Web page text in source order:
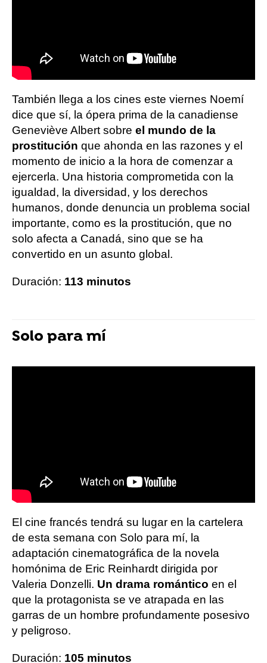
También llega a los cines este viernes Noemí
dice que sí, la ópera prima de la canadiense
Geneviève Albert sobre el mundo de la
prostitución que ahonda en las razones y el
momento de inicio a la hora de comenzar a
ejercerla. Una historia comprometida con la
igualdad, la diversidad, y los derechos
humanos, donde denuncia un problema social
importante, como es la prostitución, que no
solo afecta a Canadá, sino que se ha
convertido en un asunto global.
Duración: 113 minutos
Solo para mí
El cine francés tendrá su lugar en la cartelera
de esta semana con Solo para mí, la
adaptación cinematográfica de la novela
homónima de Eric Reinhardt dirigida por
Valeria Donzelli. Un drama romántico en el
que la protagonista se ve atrapada en las
garras de un hombre profundamente posesivo
y peligroso.
Duración: 105 minutos